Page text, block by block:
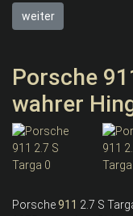
weiter
Porsche
wahrer
Porsche911 2.7 S